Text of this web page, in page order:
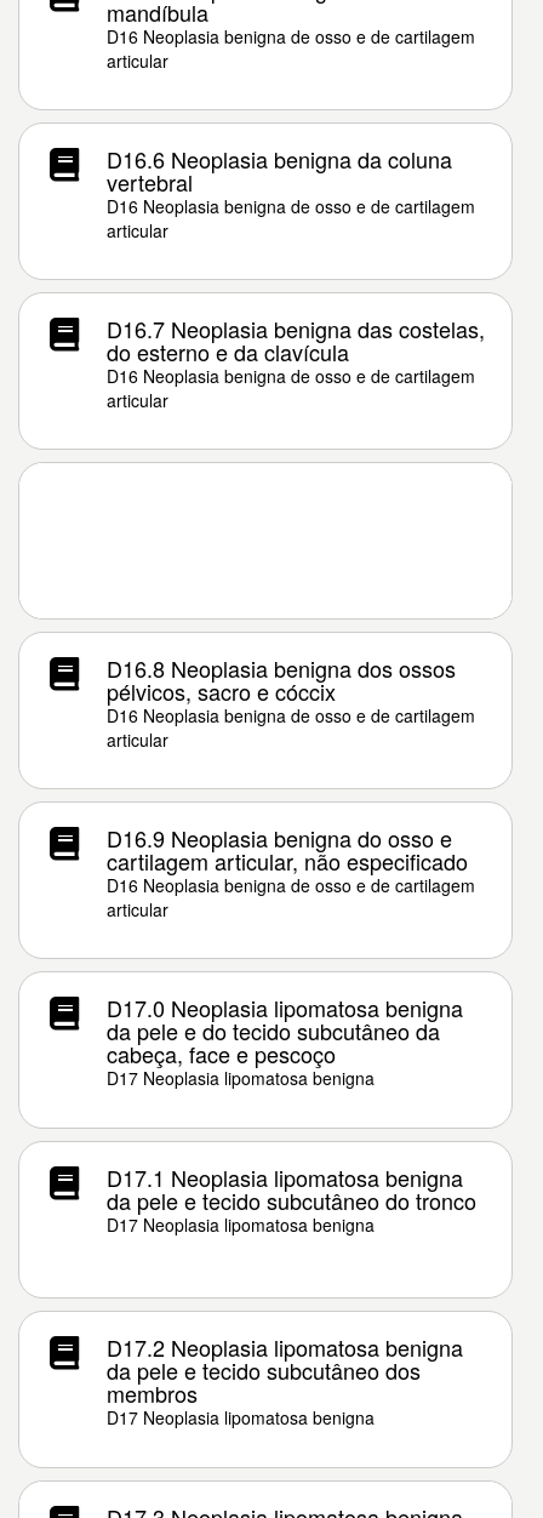
mandíbula
D16 Neoplasia benigna de osso e de cartilagem
articular
D16.6 Neoplasia benigna da coluna
vertebral
D16 Neoplasia benigna de osso e de cartilagem
articular
D16.7 Neoplasia benigna das costelas,
do esterno e da clavícula
D16 Neoplasia benigna de osso e de cartilagem
articular
D16.8 Neoplasia benigna dos ossos
pélvicos, sacro e cóccix
D16 Neoplasia benigna de osso e de cartilagem
articular
D16.9 Neoplasia benigna do osso e
cartilagem articular, não especificado
D16 Neoplasia benigna de osso e de cartilagem
articular
D17.0 Neoplasia lipomatosa benigna
da pele e do tecido subcutâneo da
cabeça, face e pescoço
D17 Neoplasia lipomatosa benigna
D17.1 Neoplasia lipomatosa benigna
da pele e tecido subcutâneo do tronco
D17 Neoplasia lipomatosa benigna
D17.2 Neoplasia lipomatosa benigna
da pele e tecido subcutâneo dos
membros
D17 Neoplasia lipomatosa benigna